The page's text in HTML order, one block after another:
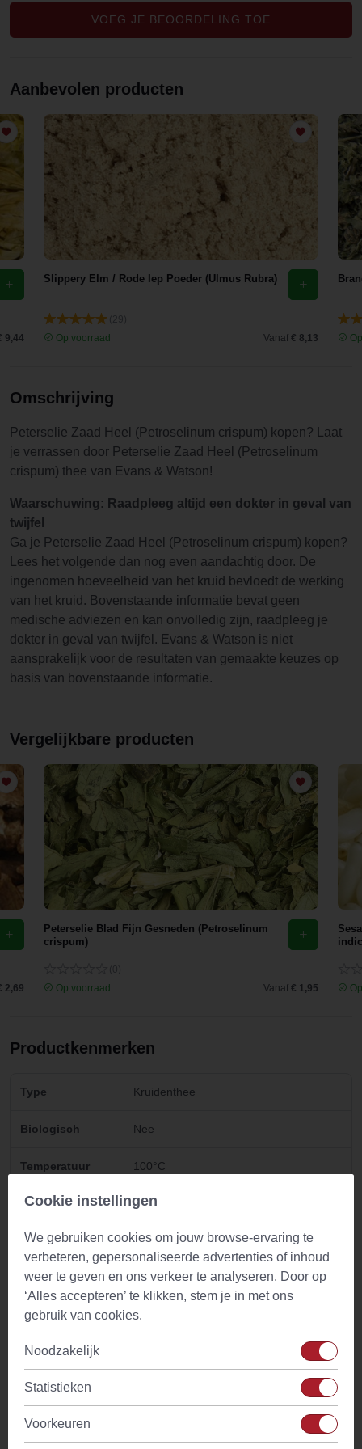
VOEG JE BEOORDELING TOE
Aanbevolen producten
9,44
Slippery Elm / Rode Iep Poeder (Ulmus Rubra)
Op voorraad
Vanaf € 8,13
Omschrijving
Peterselie Zaad Heel (Petroselinum crispum) kopen? Laat
je verrassen door Peterselie Zaad Heel (Petroselinum
crispum) thee van Evans & Watson!
Waarschuwing: Raadpleeg altijd een dokter in geval van
twijfel
Ga je Peterselie Zaad Heel (Petroselinum crispum) kopen?
Lees het volgende dan nog even aandachtig door. De
ingenomen hoeveelheid van het kruid bevloedt de werking
van het kruid. Bovenstaande informatie bevat geen
medische adviezen en kan onvolledig zijn, raadpleeg je
dokter in geval van twijfel. Evans & Watson is niet
aansprakelijk voor de resultaten van gemaakte keuzes op
basis van bovenstaande informatie.
Vergelijkbare producten
2,69
Peterselie Blad Fijn Gesneden (Petroselinum
crispum)
Op voorraad
Vanaf € 1,95
Productkenmerken
Type Kruidenthee
Biologisch Nee
Temperatuur
100°C
crispum)
Cafeine Geen
Gebruik
Medicinale kruiden zijn het meest waardevol wanneer ze op
de juiste manier worden bereid. Daarom hebben we bij elk
product een of meerdere passende bereidingswijzes
Cookie instellingen
We gebruiken cookies om jouw browse-ervaring te
verbeteren, gepersonaliseerde advertenties of inhoud
weer te geven en ons verkeer te analyseren. Door op
‘Alles accepteren’ te klikken, stem je in met ons
gebruik van cookies.
Noodzakelijk
Statistieken
Voorkeuren